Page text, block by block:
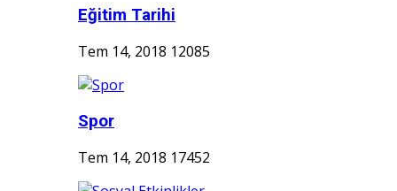
Eğitim Tarihi
Tem 14, 2018 12085
Spor
Tem 14, 2018 17452